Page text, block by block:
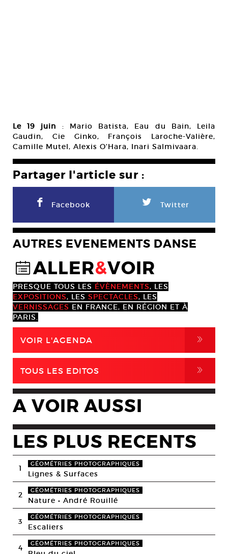
Le 19 juin : Mario Batista, Eau du Bain, Leila
Gaudin, Cie Ginko, François Laroche-Valière,
Camille Mutel, Alexis O’Hara, Inari Salmivaara.
Partager l'article sur :
F Facebook L Twitter
AUTRES EVENEMENTS DANSE
@ALLER&VOIR
PRESQUE TOUS LES ÉVÈNEMENTS, LES
EXPOSITIONS, LES SPECTACLES, LES
VERNISSAGES EN FRANCE, EN RÉGION ET À
PARIS.
VOIR L'AGENDA ,
TOUS LES EDITOS ,
A VOIR AUSSI
LES PLUS RECENTS
1 GÉOMÉTRIES PHOTOGRAPHIQUES
Lignes & Surfaces
2 GÉOMÉTRIES PHOTOGRAPHIQUES
Nature • André Rouillé
3 GÉOMÉTRIES PHOTOGRAPHIQUES
Escaliers
4 GÉOMÉTRIES PHOTOGRAPHIQUES